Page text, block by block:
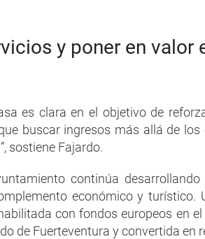
y poner en valor
es clara en el objetivo de
buscar ingresos más allá de
sostiene Fajardo.
continúa
económico y turístico.
con fondos europeos en
de Fuerteventura y convertida en